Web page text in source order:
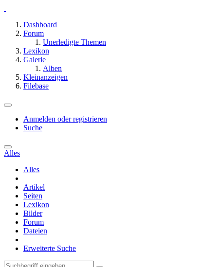
Dashboard
Forum
Unerledigte Themen
Lexikon
Galerie
Alben
Kleinanzeigen
Filebase
Anmelden oder registrieren
Suche
Alles
Alles
Artikel
Seiten
Lexikon
Bilder
Forum
Dateien
Erweiterte Suche